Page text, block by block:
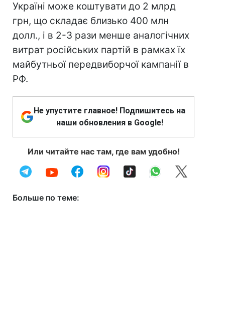
Україні може коштувати до 2 млрд
грн, що складає близько 400 млн
долл., і в 2-3 рази менше аналогічних
витрат російських партій в рамках їх
майбутньої передвиборчої кампанії в
РФ.
Не упустите главное! Подпишитесь на
наши обновления в Google!
Или читайте нас там, где вам удобно!
Больше по теме: